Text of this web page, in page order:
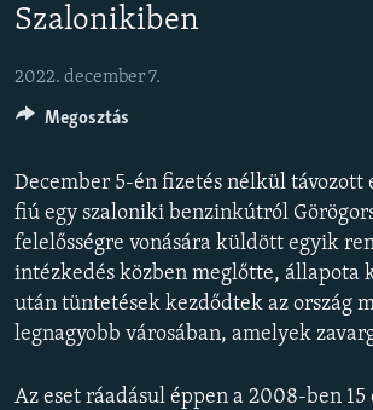
tartalomjegyzékre
keresésre
NER15
SZABADON
TÁRSADALOM
DEMOKRÁCIA
A PÉNZ NYOMÁBAN
EURÓPAI UNIÓ
VILÁG
KLÍMAVÁLTOZÁS
Szalonikiben
2022. december 7.
December 5-én fizetés nélkül távozott
fiú egy szaloniki benzinkútról
felelősségre vonására küldött egyik
intézkedés közben meglőtte, állapota
után tüntetések kezdődtek az ország
legnagyobb városában, amelyek
Megosztás
Spotify